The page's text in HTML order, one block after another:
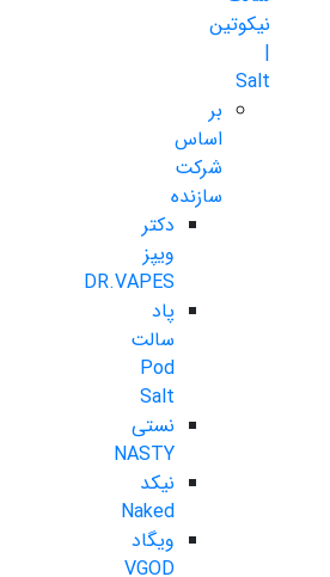
نیکوتین
|
Salt
بر
اساس
شرکت
سازنده
دکتر
ویپز
DR.VAPES
پاد
سالت
Pod
Salt
نستی
NASTY
نیکد
Naked
ویگاد
VGOD